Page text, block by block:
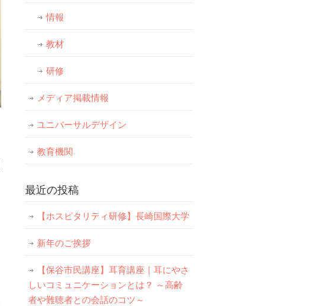
情報
教材
研修
メディア掲載情報
ユニバーサルデザイン
教育機関
最近の投稿
【ホスピタリティ研修】長崎国際大学
新年のご挨拶
【保谷市民講座】耳育講座｜耳にやさ
しいコミュニケーションとは？ ～高齢
者や難聴者との会話のコツ～